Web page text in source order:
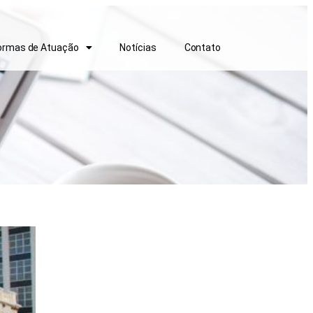
de Atuação Notícias Contato